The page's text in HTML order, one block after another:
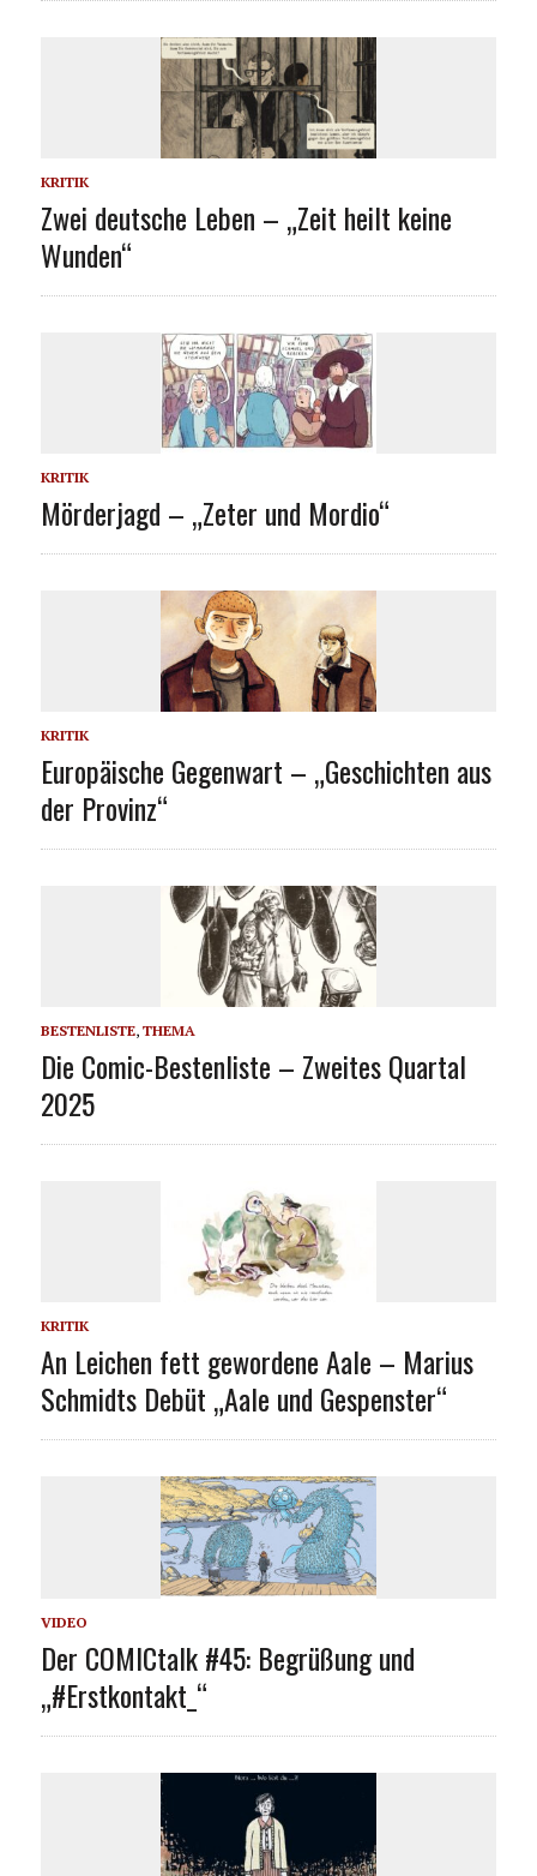
KRITIK
Zwei deutsche Leben – „Zeit heilt keine
Wunden“
KRITIK
Mörderjagd – „Zeter und Mordio“
KRITIK
Europäische Gegenwart – „Geschichten aus
der Provinz“
BESTENLISTE, THEMA
Die Comic-Bestenliste – Zweites Quartal
2025
KRITIK
An Leichen fett gewordene Aale – Marius
Schmidts Debüt „Aale und Gespenster“
VIDEO
Der COMICtalk #45: Begrüßung und
„#Erstkontakt_“